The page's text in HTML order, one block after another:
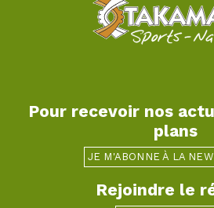
Pour recevoir nos
plans
JE M'ABONNE À LA
Rejoindre le